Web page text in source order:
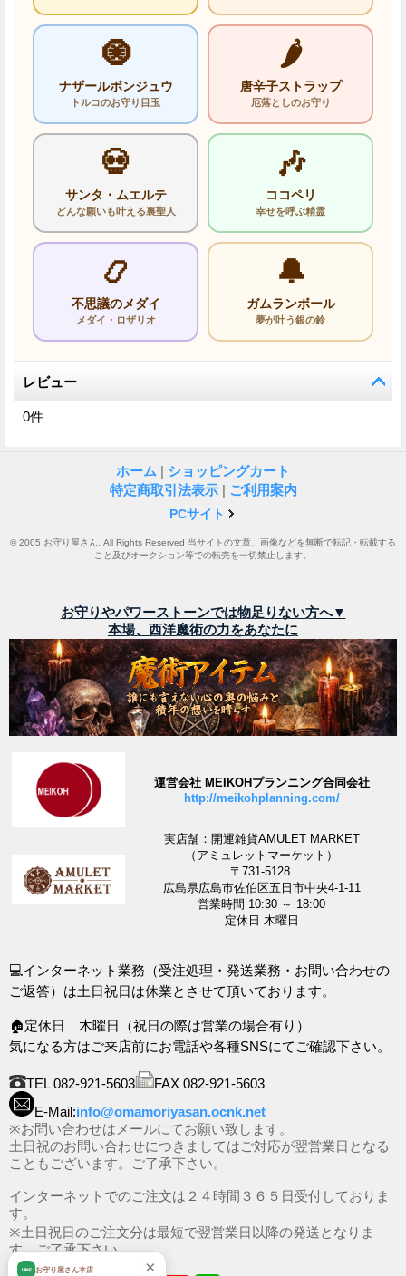
🧿
ナザールボンジュウ
トルコのお守り目玉
🌶️
唐辛子ストラップ
厄落としのお守り
💀
サンタ・ムエルテ
どんな願いも叶える裏聖人
🎶
ココペリ
幸せを呼ぶ精霊
📿
不思議のメダイ
メダイ・ロザリオ
🔔
ガムランボール
夢が叶う銀の鈴
レビュー
0件
ホーム | ショッピングカート
特定商取引法表示 | ご利用案内
PCサイト
© 2005 お守り屋さん. All Rights Reserved 当サイトの文章、画像などを無断で転記・転載する
こと及びオークション等での転売を一切禁止します。
お守りやパワーストーンでは物足りない方へ▼
本場、西洋魔術の力をあなたに
運営会社 MEIKOHプランニング合同会社
http://meikohplanning.com/
実店舗：開運雑貨AMULET MARKET
（アミュレットマーケット）
〒731-5128
広島県広島市佐伯区五日市中央4-1-11
営業時間 10:30 ～ 18:00
定休日 木曜日
💻インターネット業務（受注処理・発送業務・お問い合わせの
ご返答）は土日祝日は休業とさせて頂いております。
🏠定休日 木曜日（祝日の際は営業の場合有り）
気になる方はご来店前にお電話や各種SNSにてご確認下さい。
TEL 082-921-5603
FAX 082-921-5603
E-Mail:info@omamoriyasan.ocnk.net
※お問い合わせはメールにてお願い致します。
土日祝のお問い合わせにつきましてはご対応が翌営業日となる
こともございます。ご了承下さい。
インターネットでのご注文は２４時間３６５日受付しておりま
す。
※土日祝日のご注文分は最短で翌営業日以降の発送となりま
す。ご了承下さい。
×
LINE お守り屋さん本店